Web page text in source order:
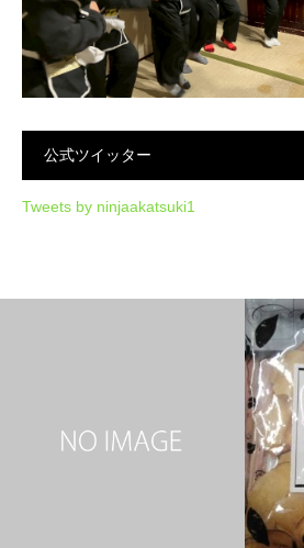
公式ツイッター
Tweets by ninjaakatsuki1